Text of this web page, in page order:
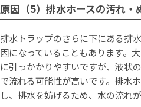
原因（5）排水ホースの汚れ・
排水トラップのさらに下にある排
因になっていることもあります。
に引っかかりやすいですが、液状
で流れる可能性が高いです。排水
し、排水を妨げるため、水の流れ